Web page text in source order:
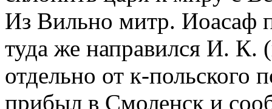
Из Вильно митр. Иоасаф
туда же направился И. К.
отдельно от к-польского
прибыл в Смоленск и